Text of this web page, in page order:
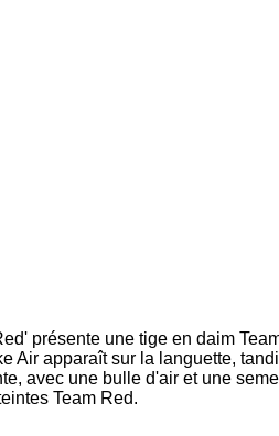
présente une tige en daim
Air apparaît sur la languette,
avec une bulle d'air et une
Team Red.